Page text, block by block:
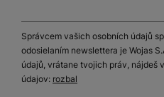
Správcem vašich osobních údajů
odosielaním newslettera je Wojas
údajů, vrátane tvojich práv, nájdeš
údajov: rozbal